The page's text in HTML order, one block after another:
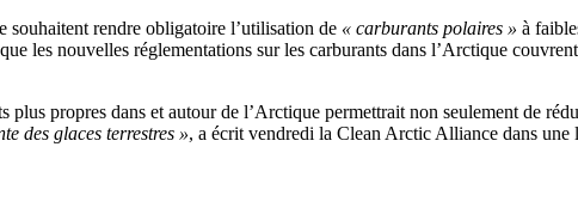
souhaitent rendre obligatoire l’utilisation de « carburants polaires » à
les nouvelles réglementations sur les carburants dans l’Arctique
propres dans et autour de l’Arctique permettrait non seulement de
des glaces terrestres », a écrit vendredi la Clean Arctic Alliance dans une